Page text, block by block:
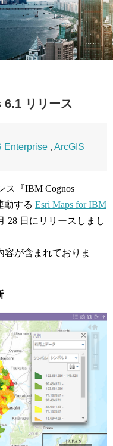
リリース
Enterprise ,ArcGIS
ス『IBM Cognos
動する Esri Maps for IBM
28 日にリリースしまし
が含まれておりま